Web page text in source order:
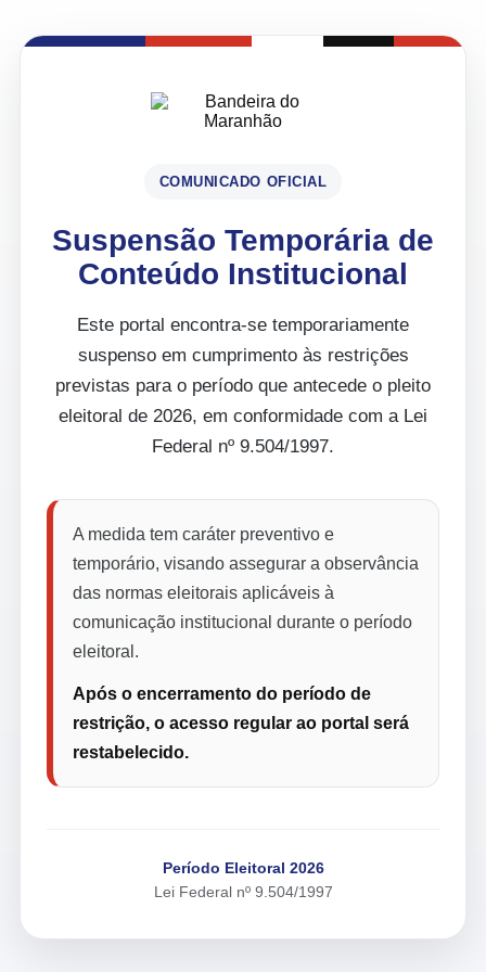
COMUNICADO OFICIAL
Suspensão Temporária de
Conteúdo Institucional
Este portal encontra-se temporariamente
suspenso em cumprimento às restrições
previstas para o período que antecede o pleito
eleitoral de 2026, em conformidade com a Lei
Federal nº 9.504/1997.
A medida tem caráter preventivo e
temporário, visando assegurar a observância
das normas eleitorais aplicáveis à
comunicação institucional durante o período
eleitoral.
Após o encerramento do período de
restrição, o acesso regular ao portal será
restabelecido.
Período Eleitoral 2026
Lei Federal nº 9.504/1997